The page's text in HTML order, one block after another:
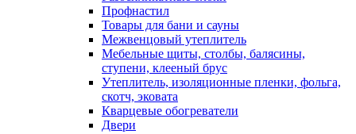
Профнастил
Товары для бани и сауны
Межвенцовый утеплитель
Мебельные щиты, столбы, балясины,
ступени, клееный брус
Утеплитель, изоляционные пленки, фольга,
скотч, эковата
Кварцевые обогреватели
Двери